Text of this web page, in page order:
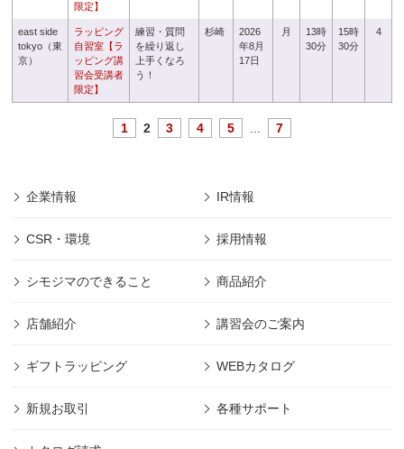
限定】
east side
tokyo（東
京）
ラッピング
自習室【ラ
ッピング講
習会受講者
限定】
練習・質問
を繰り返し
上手くなろ
う！
杉崎
2026
年8月
17日
月
13時
30分
15時
30分
4
1 2 3 4 5 7
企業情報 IR情報
CSR・環境 採用情報
シモジマのできること 商品紹介
店舗紹介 講習会のご案内
ギフトラッピング WEBカタログ
新規お取引 各種サポート